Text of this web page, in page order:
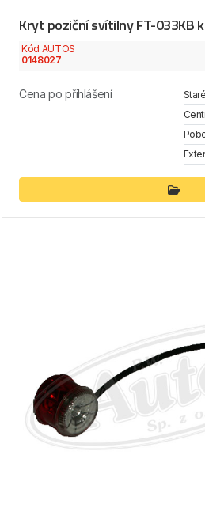
Kryt poziční svítilny FT-033KB
Kód AUTOS
0148027
Cena po přihlášení